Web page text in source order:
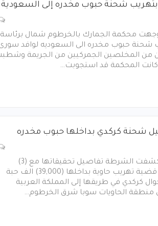
شحنة حبوب مخدره إلى السعودية
محكمة الجمارك بالخرطوم شمال برئاسة
شحنة حبوب مخدره الى السعوديه لوافد
من المخلصين الجمركيين من الجريمة
المحكمة قد استجوبت…
شحنة كركدي بداخلها حبوب مخدره
الخرطوم- كورة سودانية كشفت الشرطة تفاصيل تحقيقاتها مع (3)
متهمين بينهم اجنبي في قضية تهريب حاوية بداخلها (39,000) الف حبة
مخبأة فى (495) جوال كركدي في طريقها إلى المملكة العربية
الحاويات سوبا شرق الخرطوم…